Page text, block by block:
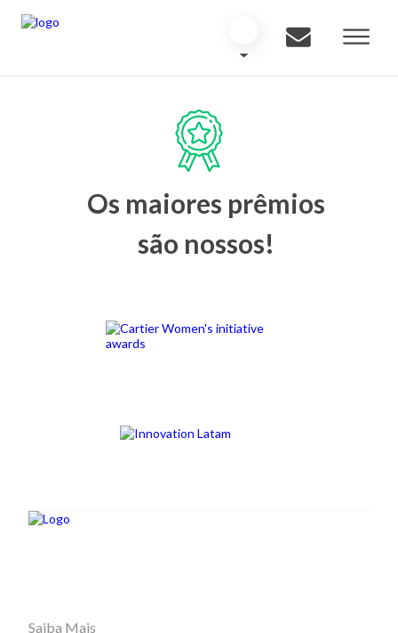
Os maiores prêmios
são nossos!
Saiba Mais